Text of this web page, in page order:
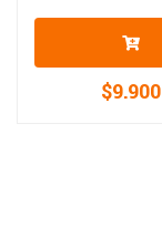
$9.900